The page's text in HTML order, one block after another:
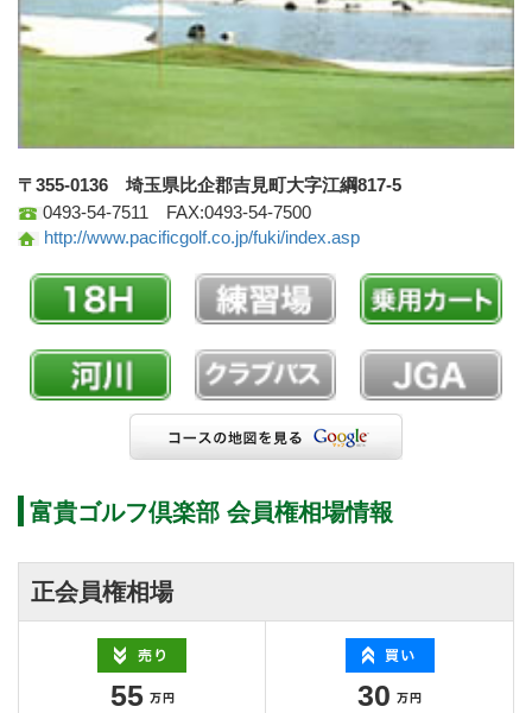
〒355-0136 埼玉県比企郡吉見町大字江綱817-5
0493-54-7511 FAX:0493-54-7500
http://www.pacificgolf.co.jp/fuki/index.asp
富貴ゴルフ倶楽部 会員権相場情報
正会員権相場
55 30